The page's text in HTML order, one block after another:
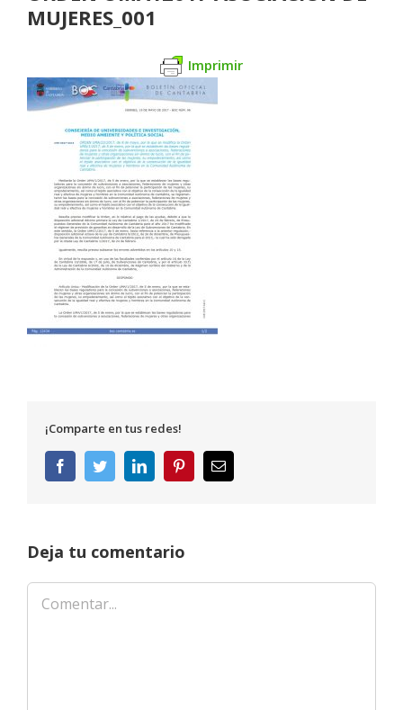
MUJERES_001
Imprimir
¡Comparte en tus redes!
FacebookTwitterLinkedInPinterestCorreo
electrónico
Deja tu comentario
Comentar